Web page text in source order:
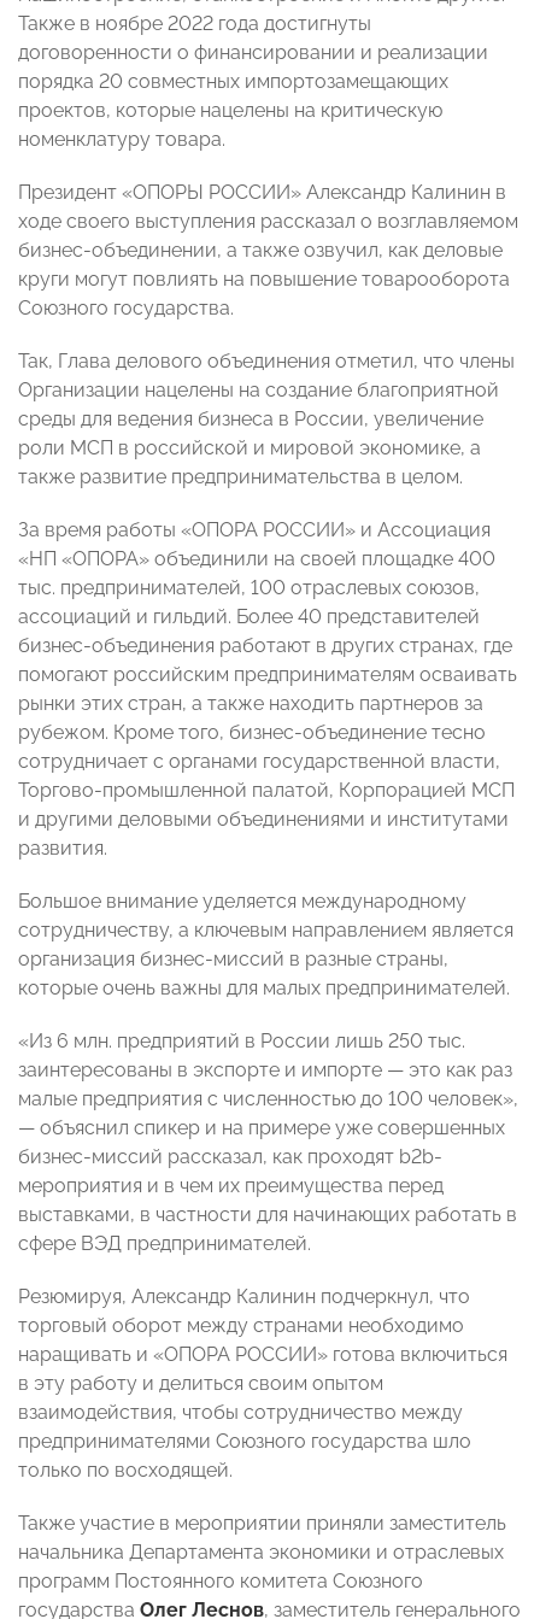
Также в ноябре 2022 года достигнуты
договоренности о финансировании и реализации
порядка 20 совместных импортозамещающих
проектов, которые нацелены на критическую
номенклатуру товара.
Президент «ОПОРЫ РОССИИ» Александр Калинин в
ходе своего выступления рассказал о возглавляемом
бизнес-объединении, а также озвучил, как деловые
круги могут повлиять на повышение товарооборота
Союзного государства.
Так, Глава делового объединения отметил, что члены
Организации нацелены на создание благоприятной
среды для ведения бизнеса в России, увеличение
роли МСП в российской и мировой экономике, а
также развитие предпринимательства в целом.
За время работы «ОПОРА РОССИИ» и Ассоциация
«НП «ОПОРА» объединили на своей площадке 400
тыс. предпринимателей, 100 отраслевых союзов,
ассоциаций и гильдий. Более 40 представителей
бизнес-объединения работают в других странах, где
помогают российским предпринимателям осваивать
рынки этих стран, а также находить партнеров за
рубежом. Кроме того, бизнес-объединение тесно
сотрудничает с органами государственной власти,
Торгово-промышленной палатой, Корпорацией МСП
и другими деловыми объединениями и институтами
развития.
Большое внимание уделяется международному
сотрудничеству, а ключевым направлением является
организация бизнес-миссий в разные страны,
которые очень важны для малых предпринимателей.
«Из 6 млн. предприятий в России лишь 250 тыс.
заинтересованы в экспорте и импорте — это как раз
малые предприятия с численностью до 100 человек»,
— объяснил спикер и на примере уже совершенных
бизнес-миссий рассказал, как проходят b2b-
мероприятия и в чем их преимущества перед
выставками, в частности для начинающих работать в
сфере ВЭД предпринимателей.
Резюмируя, Александр Калинин подчеркнул, что
торговый оборот между странами необходимо
наращивать и «ОПОРА РОССИИ» готова включиться
в эту работу и делиться своим опытом
взаимодействия, чтобы сотрудничество между
предпринимателями Союзного государства шло
только по восходящей.
Также участие в мероприятии приняли заместитель
начальника Департамента экономики и отраслевых
программ Постоянного комитета Союзного
государства Олег Леснов, заместитель генерального